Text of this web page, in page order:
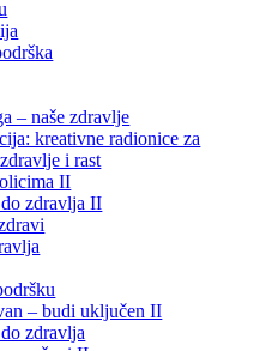
– naše zdravlje
kreativne radionice za
i rast
II
zdravlja II
– budi uključen II
zdravlja